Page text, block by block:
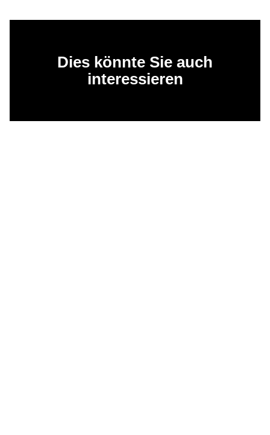
Dies könnte Sie auch
interessieren